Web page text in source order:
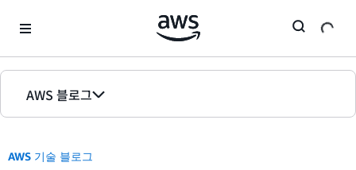
AWS 블로그
홈
AWS 기술 블로그